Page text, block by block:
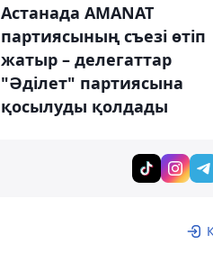
Астанада AMANAT
партиясының съезі өтіп
жатыр – делегаттар
"Әділет" партиясына
қосылуды қолдады